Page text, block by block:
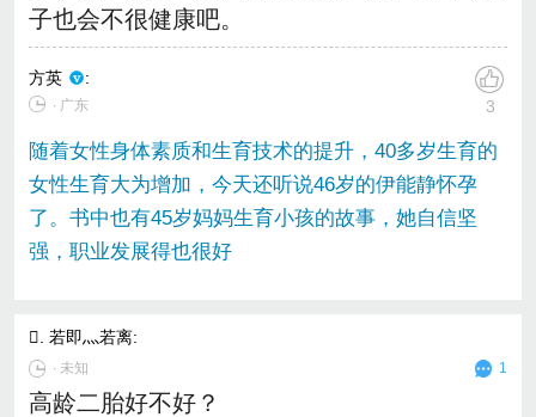
子也会不很健康吧。
方英 :
∙ 广东 3
随着女性身体素质和生育技术的提升，40多岁生育的
女性生育大为增加，今天还听说46岁的伊能静怀孕
了。书中也有45岁妈妈生育小孩的故事，她自信坚
强，职业发展得也很好
. 若即灬若离:
∙ 未知 1
高龄二胎好不好？